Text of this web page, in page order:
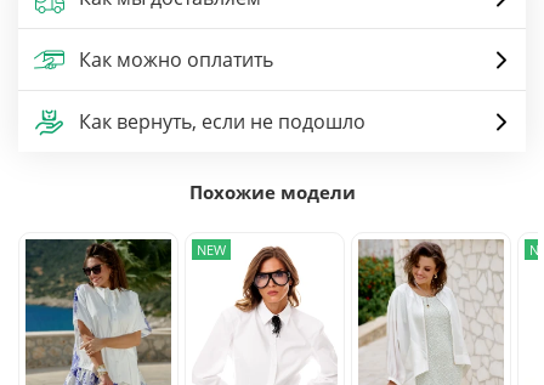
Как можно оплатить
Как вернуть, если не подошло
Похожие модели
NEW